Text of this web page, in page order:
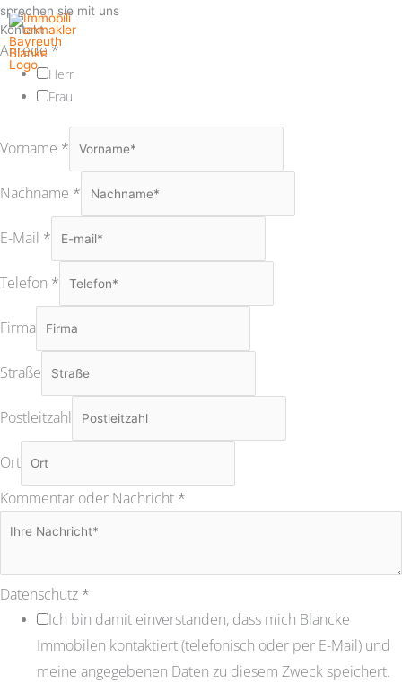
Zum
Inhalt
springen
sprechen sie mit uns
Kontakt
Anrede*
Herr
Frau
Vorname *
Nachname *
E-Mail *
Telefon *
Firma
Straße
Postleitzahl
Ort
Kommentar oder Nachricht *
Datenschutz *
Ich bin damit einverstanden, dass mich Blancke
Immobilen kontaktiert (telefonisch oder per E-Mail) und
meine angegebenen Daten zu diesem Zweck speichert.